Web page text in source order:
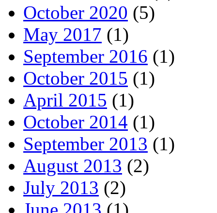
October 2020 (5)
May 2017 (1)
September 2016 (1)
October 2015 (1)
April 2015 (1)
October 2014 (1)
September 2013 (1)
August 2013 (2)
July 2013 (2)